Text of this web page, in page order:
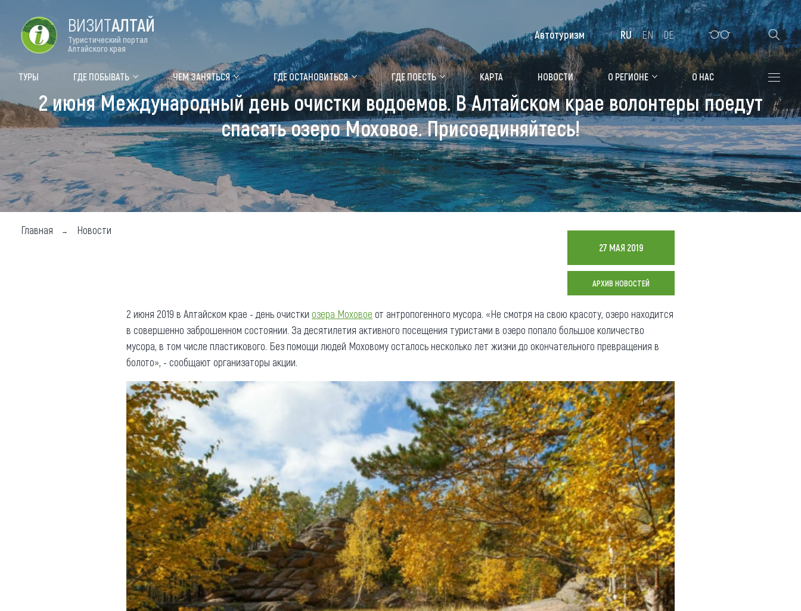
Форум VISIT ALTAI Цветение маральника Медицинский форум Алтайская зимовка
Туры Где побывать
Объекты природы
Объекты истории и культуры
Объекты развлечений
Топ туристических мест
Чем заняться
Календарь событий
Аудиогид
Мой маршрут
Где остановиться
Санатории
Гостиницы, отели
Коттеджи, базы
Сельские усадьбы
Мотели, придорожные отели
Придорожные кафе
Новости
Что привезти (сувениры)
Общая информация
Как добраться
Люди, прославившие Алтай
Коллекция впечатлений
Блог путешественника
Видеогалерея
Фотогалерея
Другие рубрики
Реестр туроператоров
Реестр туристических
агентств Алтайского края
Обращения граждан
Противодействие коррупции
ВИЗИТАЛТАЙ
Туристический портал
Алтайского края
ТУРЫ ГДЕ ПОБЫВАТЬ ЧЕМ ЗАНЯТЬСЯ ГДЕ ОСТАНОВИТЬСЯ ГДЕ ПОЕСТЬ КАРТА НОВОСТИ О РЕГИОНЕ О НАС
Автотуризм RU EN DE
2 июня Международный день очистки водоемов. В Алтайском крае волонтеры поедут
спасать озеро Моховое. Присоединяйтесь!
Главная Новости
27 МАЯ 2019
АРХИВ НОВОСТЕЙ
2 июня 2019 в Алтайском крае - день очистки озера Моховое от антропогенного мусора. «Не смотря на свою красоту, озеро находится
в совершенно заброшенном состоянии. За десятилетия активного посещения туристами в озеро попало большое количество
мусора, в том числе пластикового. Без помощи людей Моховому осталось несколько лет жизни до окончательного превращения в
болото», - сообщают организаторы акции.